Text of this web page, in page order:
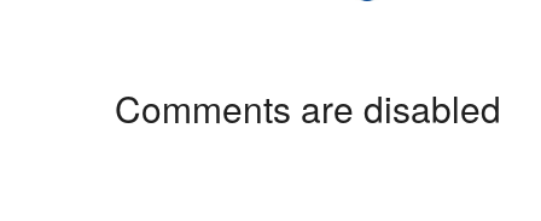
Comments are disabled